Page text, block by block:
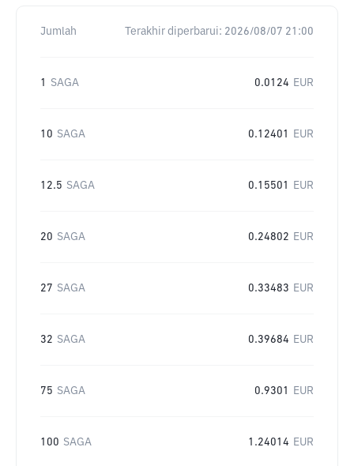
Jumlah Terakhir diperbarui: 2026/08/07 21:00
1 SAGA 0.0124 EUR
10 SAGA 0.12401 EUR
12.5 SAGA 0.15501 EUR
20 SAGA 0.24802 EUR
27 SAGA 0.33483 EUR
32 SAGA 0.39684 EUR
75 SAGA 0.9301 EUR
100 SAGA 1.24014 EUR